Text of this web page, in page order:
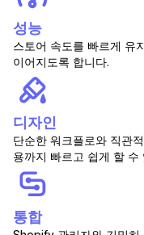
성능
스토어 속도를 빠르게 유
이어지도록 합니다.
디자인
단순한 워크플로와 직관
용까지 빠르고 쉽게 할 수
통합